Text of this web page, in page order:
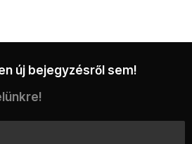
új bejegyzésről sem!